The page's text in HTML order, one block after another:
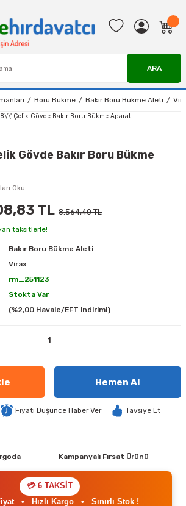
ARA
Boru Bükme Bakır Boru Bükme Aleti
Gövde Bakır Boru Bükme
Oku
TL 8.564,40 TL
taksitlerle!
Bakır Boru Bükme Aleti
Virax
rm_251123
Stokta Var
(%2,00 Havale/EFT indirimi)
Hemen Al
Fiyatı Düşünce Haber Ver Tavsiye Et
Kampanyalı Fırsat Ürünü
💳 6 TAKSİT
• Hızlı Kargo• Sınırlı Stok !